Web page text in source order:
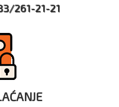
261-21-21